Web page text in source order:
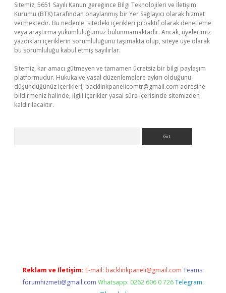
Sitemiz, 5651 Sayılı Kanun gereğince Bilgi Teknolojileri ve İletişim
Kurumu (BTK) tarafından onaylanmış bir Yer Sağlayıcı olarak hizmet
vermektedir. Bu nedenle, sitedeki içerikleri proaktif olarak denetleme
veya araştırma yükümlülüğümüz bulunmamaktadır. Ancak, üyelerimiz
yazdıkları içeriklerin sorumluluğunu taşımakta olup, siteye üye olarak
bu sorumluluğu kabul etmiş sayılırlar.
Sitemiz, kar amacı gütmeyen ve tamamen ücretsiz bir bilgi paylaşım
platformudur. Hukuka ve yasal düzenlemelere aykırı olduğunu
düşündüğünüz içerikleri, backlinkpanelicomtr@gmail.com adresine
bildirmeniz halinde, ilgili içerikler yasal süre içerisinde sitemizden
kaldırılacaktır.
Reklam ve İletişim: E-mail: backlinkpaneli@gmail.com Teams:
forumhizmeti@gmail.com Whatsapp: 0262 606 0 726 Telegram: